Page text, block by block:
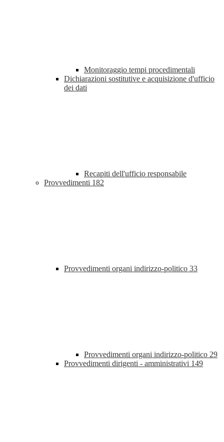
Monitoraggio tempi procedimentali
Dichiarazioni sostitutive e acquisizione d'ufficio
dei dati
Recapiti dell'ufficio responsabile
Provvedimenti 182
Provvedimenti organi indirizzo-politico 33
Provvedimenti organi indirizzo-politico 29
Provvedimenti dirigenti - amministrativi 149